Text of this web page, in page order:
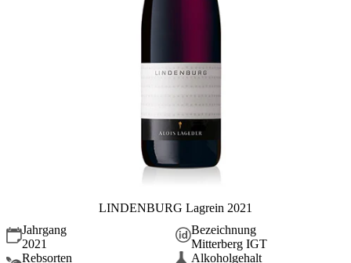
LINDENBURG Lagrein 2021
Jahrgang
2021
Bezeichnung
Mitterberg IGT
Rebsorten
Alkoholgehalt